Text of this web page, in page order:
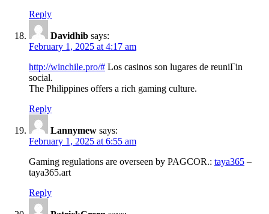
Reply
Davidhib says:
February 1, 2025 at 4:17 am
http://winchile.pro/# Los casinos son lugares de reuniГіn
social.
The Philippines offers a rich gaming culture.
Reply
Lannymew says:
February 1, 2025 at 6:55 am
Gaming regulations are overseen by PAGCOR.: taya365 –
taya365.art
Reply